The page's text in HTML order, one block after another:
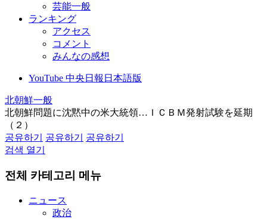
芸能一般
ランキング
アクセス
コメント
みんなの感想
YouTube 中央日報日本語版
北朝鮮一般
北朝鮮問題に沈黙中の米大統領…ＩＣＢＭ発射試験を延期
（２）
공유하기
공유하기
공유하기
검색 열기
전체 카테고리 메뉴
ニュース
政治